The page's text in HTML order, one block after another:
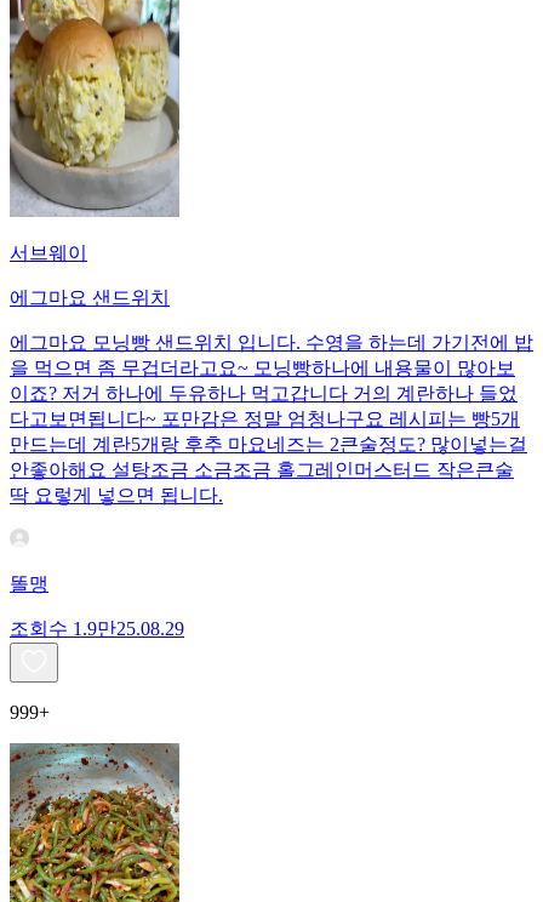
서브웨이
에그마요 샌드위치
에그마요 모닝빵 샌드위치 입니다. 수영을 하는데 가기전에 밥
을 먹으면 좀 무겁더라고요~ 모닝빵하나에 내용물이 많아보
이죠? 저거 하나에 두유하나 먹고갑니다 거의 계란하나 들었
다고보면됩니다~ 포만감은 정말 엄청나구요 레시피는 빵5개
만드는데 계란5개랑 후추 마요네즈는 2큰술정도? 많이넣는걸
안좋아해요 설탕조금 소금조금 홀그레인머스터드 작은큰술
딱 요렇게 넣으면 됩니다.
똘맹
조회수 1.9만25.08.29
999+